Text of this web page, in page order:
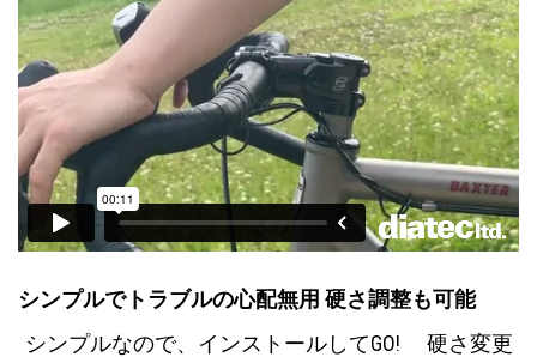
シンプルでトラブルの心配無用 硬さ調整も可能
シンプルなので、インストールしてGO! 硬さ変更